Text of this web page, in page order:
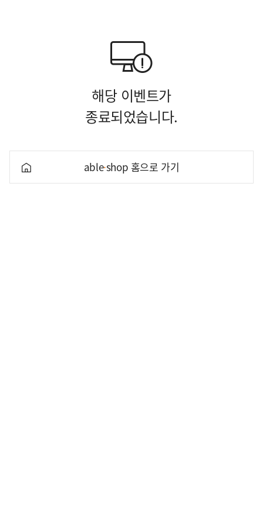
해당 이벤트가
종료되었습니다.
able·shop 홈으로 가기